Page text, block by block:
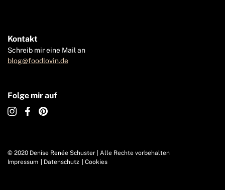
Kontakt
Schreib mir eine Mail an
blog@foodlovin.de
Folge mir auf
© 2020 Denise Renée Schuster | Alle Rechte vorbehalten
Impressum
Datenschutz Cookies